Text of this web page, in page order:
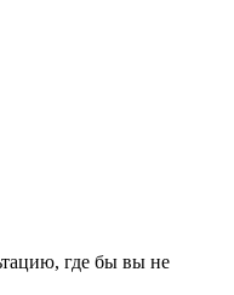
где бы вы не